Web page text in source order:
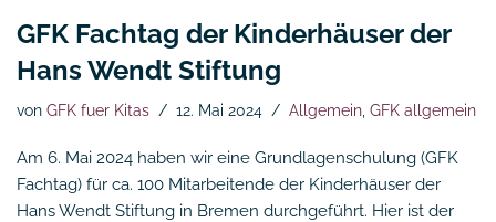
GFK Fachtag der Kinderhäuser der
Hans Wendt Stiftung
von GFK fuer Kitas 12. Mai 2024 Allgemein GFK allgemein
Am 6. Mai 2024 haben wir eine Grundlagenschulung (GFK
Fachtag) für ca. 100 Mitarbeitende der Kinderhäuser der
Hans Wendt Stiftung in Bremen durchgeführt. Hier ist der